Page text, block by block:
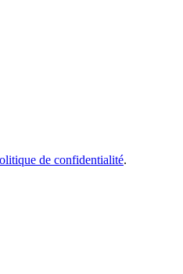
de confidentialité.